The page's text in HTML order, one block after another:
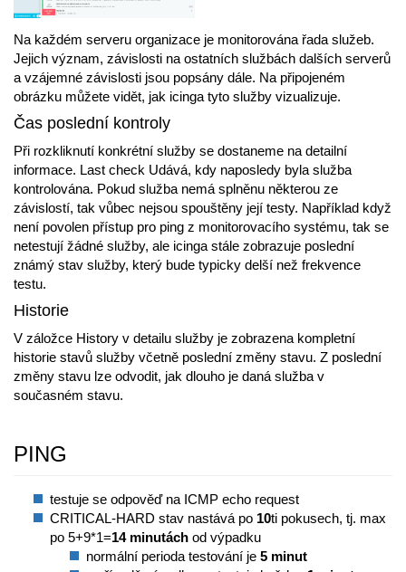
Na každém serveru organizace je monitorována řada služeb.
Jejich význam, závislosti na ostatních službách dalších serverů
a vzájemné závislosti jsou popsány dále. Na připojeném
obrázku můžete vidět, jak icinga tyto služby vizualizuje.
Čas poslední kontroly
Při rozkliknutí konkrétní služby se dostaneme na detailní
informace. Last check Udává, kdy naposledy byla služba
kontrolována. Pokud služba nemá splněnu některou ze
závislostí, tak vůbec nejsou spouštěny její testy. Například když
není povolen přístup pro ping z monitorovacího systému, tak se
netestují žádné služby, ale icinga stále zobrazuje poslední
známý stav služby, který bude typicky delší než frekvence
testu.
Historie
V záložce History v detailu služby je zobrazena kompletní
historie stavů služby včetně poslední změny stavu. Z poslední
změny stavu lze odvodit, jak dlouho je daná služba v
současném stavu.
PING
testuje se odpověď na ICMP echo request
CRITICAL-HARD stav nastává po 10ti pokusech, tj. max
po 5+9*1=14 minutách od výpadku
normální perioda testování je 5 minut